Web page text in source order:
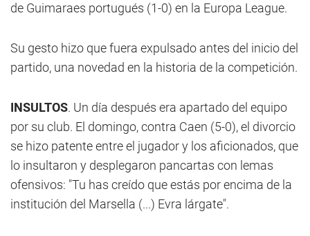
de Guimaraes portugués (1-0) en la Europa League.
Su gesto hizo que fuera expulsado antes del inicio del
partido, una novedad en la historia de la competición.
INSULTOS. Un día después era apartado del equipo
por su club. El domingo, contra Caen (5-0), el divorcio
se hizo patente entre el jugador y los aficionados, que
lo insultaron y desplegaron pancartas con lemas
ofensivos: "Tu has creído que estás por encima de la
institución del Marsella (...) Evra lárgate".